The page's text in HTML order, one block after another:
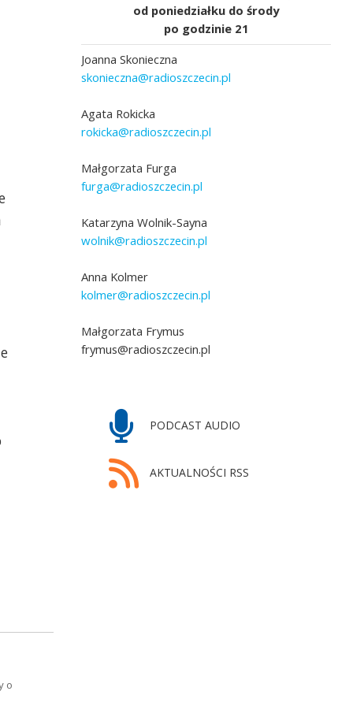
od poniedziałku do środy
po godzinie 21
Joanna Skonieczna
skonieczna@radioszczecin.pl
Agata Rokicka
rokicka@radioszczecin.pl
Małgorzata Furga
furga@radioszczecin.pl
Katarzyna Wolnik-Sayna
wolnik@radioszczecin.pl
Anna Kolmer
kolmer@radioszczecin.pl
Małgorzata Frymus
frymus@radioszczecin.pl
PODCAST AUDIO
AKTUALNOŚCI RSS
o